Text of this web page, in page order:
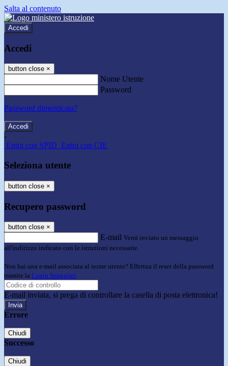
Salta al contenuto
Accedi
Accedi
button close ×
Nome Utente
Password
Password dimenticata?
-
Entra con SPID Entra con CIE
Seleziona utente
button close ×
Recupero password
button close ×
E-mail Verrà inviato un messaggio
all'indirizzo indicato con le istruzioni necessarie.
Non hai una e-mail associata al nome utente? Effettua il reset della password
tramite la Login Spaggiari
E-mail inviata, si prega di controllare la casella di posta elettronica!
Errore
Chiudi
Successo
Chiudi